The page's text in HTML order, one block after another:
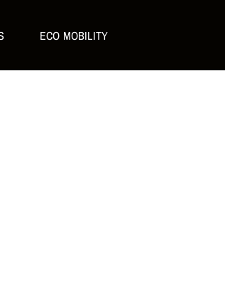
ECO MOBILITY